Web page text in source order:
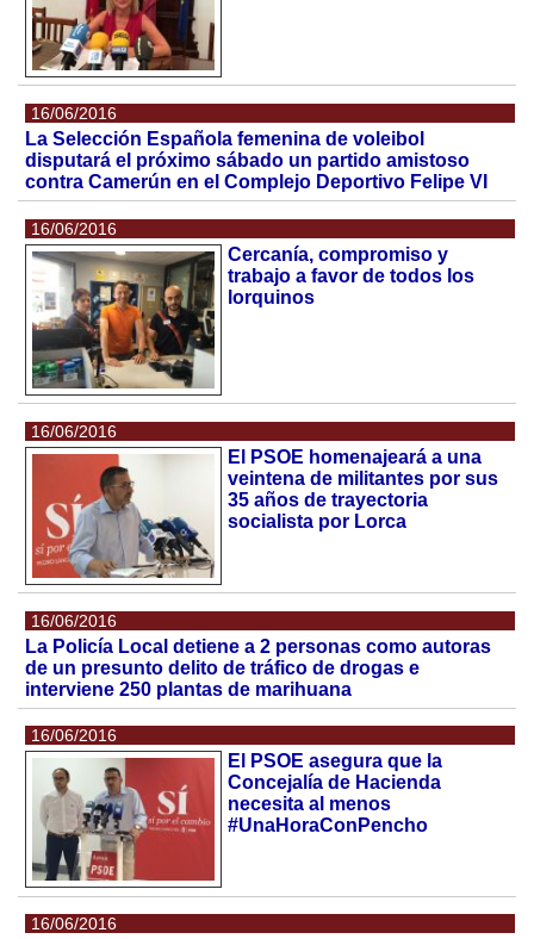
16/06/2016
La Selección Española femenina de voleibol
disputará el próximo sábado un partido amistoso
contra Camerún en el Complejo Deportivo Felipe VI
16/06/2016
Cercanía, compromiso y
trabajo a favor de todos los
lorquinos
16/06/2016
El PSOE homenajeará a una
veintena de militantes por sus
35 años de trayectoria
socialista por Lorca
16/06/2016
La Policía Local detiene a 2 personas como autoras
de un presunto delito de tráfico de drogas e
interviene 250 plantas de marihuana
16/06/2016
El PSOE asegura que la
Concejalía de Hacienda
necesita al menos
#UnaHoraConPencho
16/06/2016